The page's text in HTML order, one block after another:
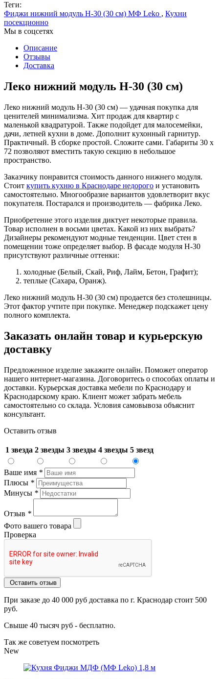
Теги:
Фиджи нижний модуль Н-30 (30 см) МФ Leko , Кухни
посекционно
Мы в соцсетях
Описание
Отзывы
Доставка
Леко нижний модуль Н-30 (30 см)
Леко нижний модуль Н-30 (30 см) — удачная покупка для
ценителей минимализма. Хит продаж для квартир с
маленькой квадратурой. Также подойдет для малосемейки,
дачи, летней кухни в доме. Дополнит кухонный гарнитур.
Практичный. В сборке простой. Сложите сами. Габариты 30 х
72 позволяют вместить такую секцию в небольшое
пространство.
Заказчику понравится стоимость данного нижнего модуля.
Стоит купить кухню в Краснодаре недорого и установить
самостоятельно. Многообразие вариантов удовлетворит вкус
покупателя. Постарался и производитель — фабрика Леко.
Приобретение этого изделия диктует некоторые правила.
Товар исполнен в восьми цветах. Какой из них выбрать?
Дизайнеры рекомендуют модные тенденции. Цвет стен в
помещении тоже определяет выбор. В фасаде модуля Н-30
присутствуют различные оттенки:
холодные (Белый, Скай, Риф, Лайм, Бетон, Графит);
теплые (Сахара, Оранж).
Леко нижний модуль Н-30 (30 см) продается без столешницы.
Этот фактор учтите при покупке. Менеджер подскажет цену
полного комплекта.
Заказать онлайн товар и курьерскую
доставку
Предложенное изделие закажите онлайн. Поможет оператор
нашего интернет-магазина. Договоритесь о способах оплаты и
доставки. Курьерская доставка мебели по Краснодару и
Краснодарскому краю. Клиент может забрать мебель
самостоятельно со склада. Условия самовывоза объяснит
консультант.
Оставить отзыв
1 звезда 2 звезды 3 звезды 4 звезды 5 звезд
Ваше имя *
Плюсы *
Минусы *
Отзыв *
Фото вашего товара
Проверка
Оставить отзыв
При заказе до 40 000 руб доставка по г. Краснодар стоит 500
руб.
Свыше 40 тысяч руб - бесплатно.
Так же советуем посмотреть
New